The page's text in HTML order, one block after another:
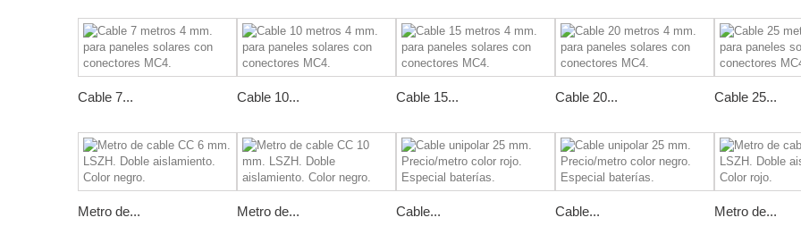
Cable 7... Cable 10... Cable 15... Cable 20... Cable 25...
Metro de... Metro de... Cable... Cable... Metro de...